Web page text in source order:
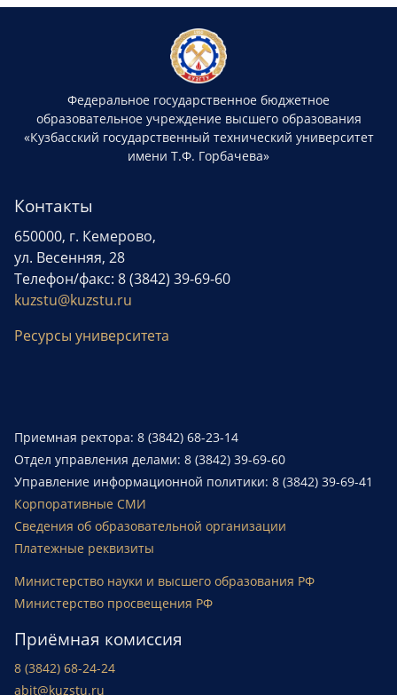
Федеральное государственное бюджетное
образовательное учреждение высшего образования
«Кузбасский государственный технический университет
имени Т.Ф. Горбачева»
Контакты
650000, г. Кемерово,
ул. Весенняя, 28
Телефон/факс: 8 (3842) 39-69-60
kuzstu@kuzstu.ru
Ресурсы университета
Приемная ректора: 8 (3842) 68-23-14
Отдел управления делами: 8 (3842) 39-69-60
Управление информационной политики: 8 (3842) 39-69-41
Корпоративные СМИ
Сведения об образовательной организации
Платежные реквизиты
Министерство науки и высшего образования РФ
Министерство просвещения РФ
Приёмная комиссия
8 (3842) 68-24-24
abit@kuzstu.ru